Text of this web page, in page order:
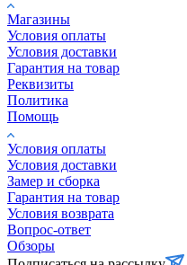
Магазины
Условия оплаты
Условия доставки
Гарантия на товар
Реквизиты
Политика
Помощь
Условия оплаты
Условия доставки
Замер и сборка
Гарантия на товар
Условия возврата
Вопрос-ответ
Обзоры